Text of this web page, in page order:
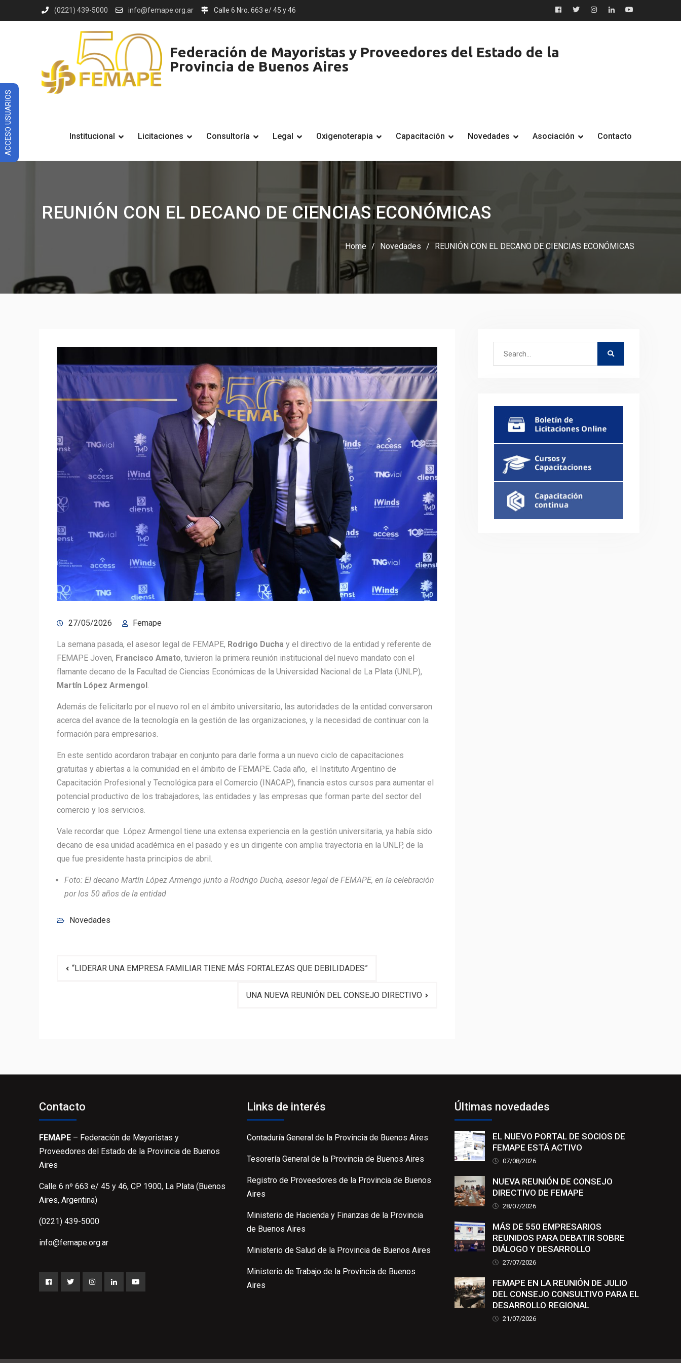
to
(0221) 439-5000 info@femape.org.ar Calle 6 Nro. 663 e/ 45 y 46
Facebook
TwitterInstagram
LinkedInYouTube
Federación de Mayoristas y Proveedores del Estado de la
Provincia de Buenos Aires
Institucional Licitaciones Consultoría Legal Oxigenoterapia Capacitación Novedades Asociación Contacto
REUNIÓN CON EL DECANO DE CIENCIAS ECONÓMICAS
Home Novedades REUNIÓN CON EL DECANO DE CIENCIAS ECONÓMICAS
27/05/2026 Femape
La semana pasada, el asesor legal de FEMAPE, Rodrigo Ducha y el directivo de la entidad y referente de
FEMAPE Joven, Francisco Amato, tuvieron la primera reunión institucional del nuevo mandato con el
flamante decano de la Facultad de Ciencias Económicas de la Universidad Nacional de La Plata (UNLP),
Martín López Armengol .
Además de felicitarlo por el nuevo rol en el ámbito universitario, las autoridades de la entidad conversaron
acerca del avance de la tecnología en la gestión de las organizaciones, y la necesidad de continuar con la
formación para empresarios.
En este sentido acordaron trabajar en conjunto para darle forma a un nuevo ciclo de capacitaciones
gratuitas y abiertas a la comunidad en el ámbito de FEMAPE. Cada año, el Instituto Argentino de
Capacitación Profesional y Tecnológica para el Comercio (INACAP), financia estos cursos para aumentar el
potencial productivo de los trabajadores, las entidades y las empresas que forman parte del sector del
comercio y los servicios.
Vale recordar que López Armengol tiene una extensa experiencia en la gestión universitaria, ya había sido
decano de esa unidad académica en el pasado y es un dirigente con amplia trayectoria en la UNLP, de la
que fue presidente hasta principios de abril.
Foto: El decano Martín López Armengo junto a Rodrigo Ducha, asesor legal de FEMAPE, en la celebración
por los 50 años de la entidad
Novedades
Navegación
“LIDERAR UNA EMPRESA FAMILIAR TIENE MÁS FORTALEZAS QUE DEBILIDADES”
UNA NUEVA REUNIÓN DEL CONSEJO DIRECTIVO
Contacto
FEMAPE – Federación de Mayoristas y
Proveedores del Estado de la Provincia de Buenos
Aires
Calle 6 nº 663 e/ 45 y 46, CP 1900, La Plata (Buenos
Aires, Argentina)
(0221) 439-5000
info@femape.org.ar
Links de interés
Contaduría General de la Provincia de Buenos Aires
Tesorería General de la Provincia de Buenos Aires
Registro de Proveedores de la Provincia de Buenos
Aires
Ministerio de Hacienda y Finanzas de la Provincia
de Buenos Aires
Ministerio de Salud de la Provincia de Buenos Aires
Ministerio de Trabajo de la Provincia de Buenos
Aires
Últimas novedades
EL NUEVO PORTAL DE SOCIOS DE
FEMAPE ESTÁ ACTIVO
07/08/2026
NUEVA REUNIÓN DE CONSEJO
DIRECTIVO DE FEMAPE
28/07/2026
MÁS DE 550 EMPRESARIOS
REUNIDOS PARA DEBATIR SOBRE
DIÁLOGO Y DESARROLLO
27/07/2026
FEMAPE EN LA REUNIÓN DE JULIO
DEL CONSEJO CONSULTIVO PARA EL
DESARROLLO REGIONAL
21/07/2026
ACCESO USUARIOS